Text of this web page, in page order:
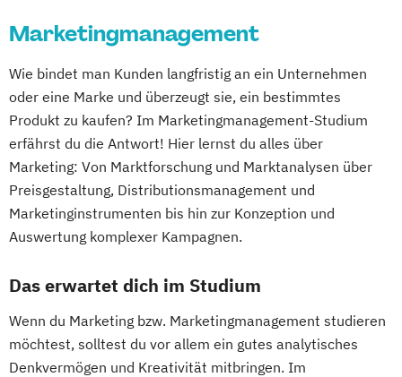
Marketingmanagement
Wie bindet man Kunden langfristig an ein Unternehmen
oder eine Marke und überzeugt sie, ein bestimmtes
Produkt zu kaufen? Im Marketingmanagement-Studium
erfährst du die Antwort! Hier lernst du alles über
Marketing: Von Marktforschung und Marktanalysen über
Preisgestaltung, Distributionsmanagement und
Marketinginstrumenten bis hin zur Konzeption und
Auswertung komplexer Kampagnen.
Das erwartet dich im Studium
Wenn du Marketing bzw. Marketingmanagement studieren
möchtest, solltest du vor allem ein gutes analytisches
Denkvermögen und Kreativität mitbringen. Im